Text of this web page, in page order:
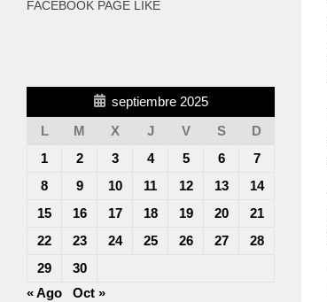
FACEBOOK PAGE LIKE
septiembre 2025
L
M X J V S
D
1
2 3 4 5 6
7
8
9 10 11 12 13
14
15
16 17 18 19 20
21
22
23 24 25 26 27
28
29
30
« Ago
Oct »